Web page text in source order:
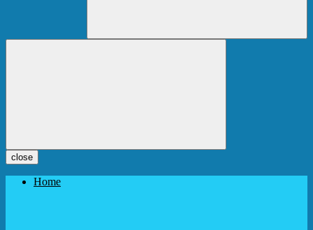
close
Home